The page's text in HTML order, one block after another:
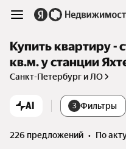
Купить квартиру
кв.м. у станции
Санкт-Петербург и ЛО
AI 3 Фильтры
226 предложений •
по